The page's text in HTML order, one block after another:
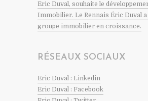
Eric Duval, souhaite le
Immobilier. Le Rennais Éric Duval
groupe immobilier en croissance.
RÉSEAUX SOCIAUX
Eric Duval : Linkedin
Eric Duval : Facebook